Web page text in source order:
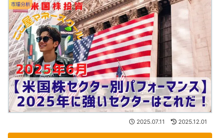
市場分析
2025.07.11 2025.12.01